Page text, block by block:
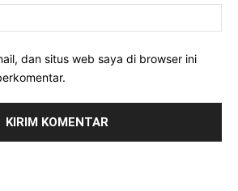
dan situs web saya di browser ini